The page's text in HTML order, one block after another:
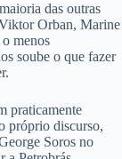
das outras
Orban, Marine
menos
soube o que fazer
praticamente
próprio discurso,
Soros no